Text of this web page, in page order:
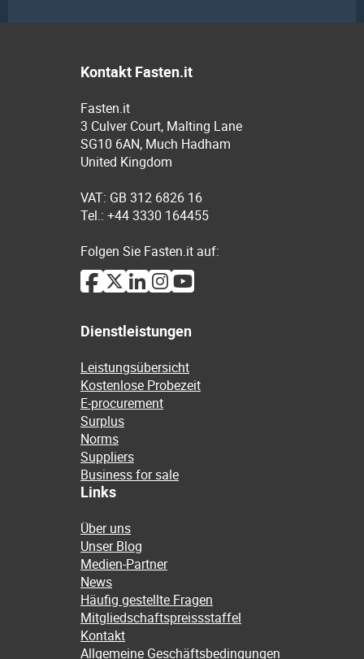
Kontakt Fasten.it
Fasten.it
3 Culver Court, Malting Lane
SG10 6AN, Much Hadham
United Kingdom
VAT: GB 312 6826 16
Tel.: +44 3330 164455
Folgen Sie Fasten.it auf:
Dienstleistungen
Leistungsübersicht
Kostenlose Probezeit
E-procurement
Surplus
Norms
Suppliers
Business for sale
Links
Über uns
Unser Blog
Medien-Partner
News
Häufig gestellte Fragen
Mitgliedschaftspreissstaffel
Kontakt
Allgemeine Geschäftsbedingungen